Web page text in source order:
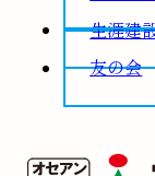
生涯建
友の会